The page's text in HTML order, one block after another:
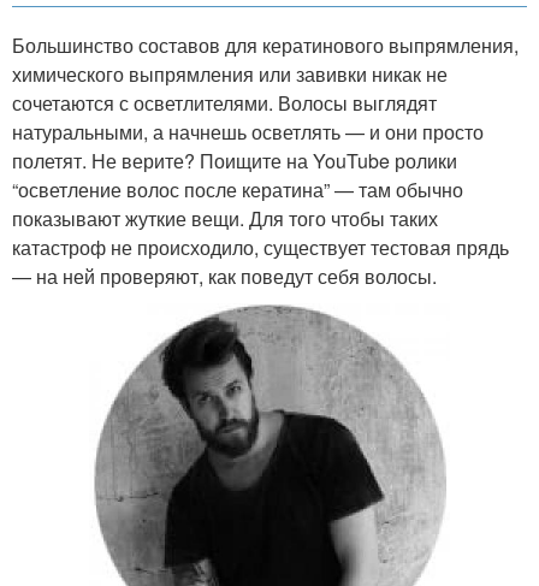
Большинство составов для кератинового выпрямления,
химического выпрямления или завивки никак не
сочетаются с осветлителями. Волосы выглядят
натуральными, а начнешь осветлять — и они просто
полетят. Не верите? Поищите на YouTube ролики
“осветление волос после кератина” — там обычно
показывают жуткие вещи. Для того чтобы таких
катастроф не происходило, существует тестовая прядь
— на ней проверяют, как поведут себя волосы.